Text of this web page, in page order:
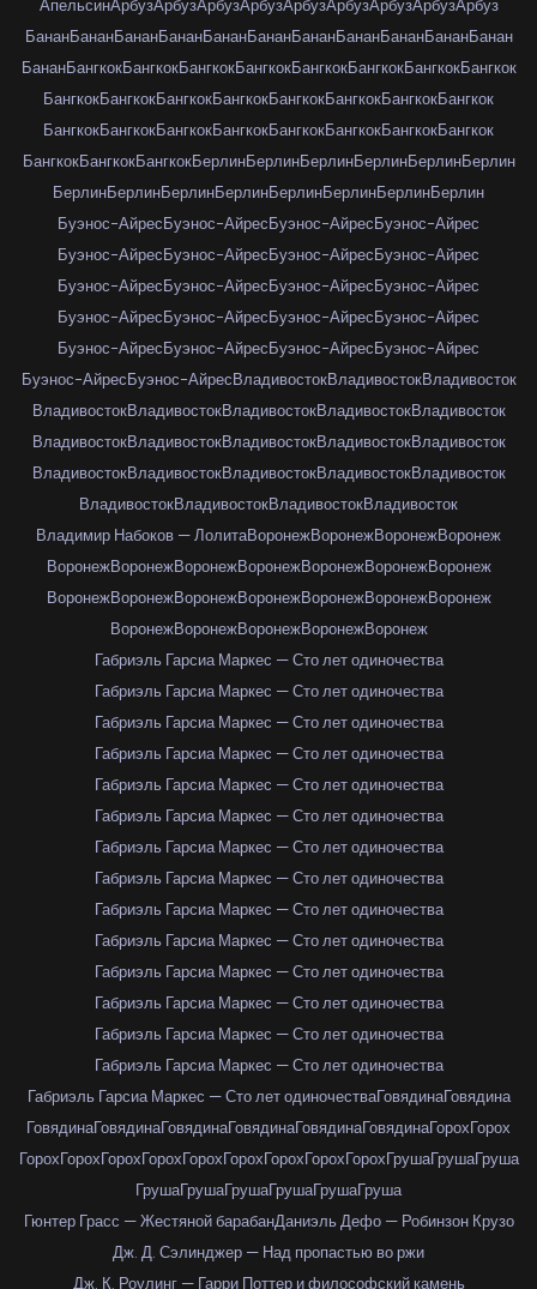
АпельсинАрбузАрбузАрбузАрбузАрбузАрбузАрбузАрбузАрбуз
БананБананБананБананБананБананБананБананБананБананБанан
БананБангкокБангкокБангкокБангкокБангкокБангкокБангкокБангкок
БангкокБангкокБангкокБангкокБангкокБангкокБангкокБангкок
БангкокБангкокБангкокБангкокБангкокБангкокБангкокБангкок
БангкокБангкокБангкокБерлинБерлинБерлинБерлинБерлинБерлин
БерлинБерлинБерлинБерлинБерлинБерлинБерлинБерлин
Буэнос-АйресБуэнос-АйресБуэнос-АйресБуэнос-Айрес
Буэнос-АйресБуэнос-АйресБуэнос-АйресБуэнос-Айрес
Буэнос-АйресБуэнос-АйресБуэнос-АйресБуэнос-Айрес
Буэнос-АйресБуэнос-АйресБуэнос-АйресБуэнос-Айрес
Буэнос-АйресБуэнос-АйресБуэнос-АйресБуэнос-Айрес
Буэнос-АйресБуэнос-АйресВладивостокВладивостокВладивосток
ВладивостокВладивостокВладивостокВладивостокВладивосток
ВладивостокВладивостокВладивостокВладивостокВладивосток
ВладивостокВладивостокВладивостокВладивостокВладивосток
ВладивостокВладивостокВладивостокВладивосток
Владимир Набоков — ЛолитаВоронежВоронежВоронежВоронеж
ВоронежВоронежВоронежВоронежВоронежВоронежВоронеж
ВоронежВоронежВоронежВоронежВоронежВоронежВоронеж
ВоронежВоронежВоронежВоронежВоронеж
Габриэль Гарсиа Маркес — Сто лет одиночества
Габриэль Гарсиа Маркес — Сто лет одиночества
Габриэль Гарсиа Маркес — Сто лет одиночества
Габриэль Гарсиа Маркес — Сто лет одиночества
Габриэль Гарсиа Маркес — Сто лет одиночества
Габриэль Гарсиа Маркес — Сто лет одиночества
Габриэль Гарсиа Маркес — Сто лет одиночества
Габриэль Гарсиа Маркес — Сто лет одиночества
Габриэль Гарсиа Маркес — Сто лет одиночества
Габриэль Гарсиа Маркес — Сто лет одиночества
Габриэль Гарсиа Маркес — Сто лет одиночества
Габриэль Гарсиа Маркес — Сто лет одиночества
Габриэль Гарсиа Маркес — Сто лет одиночества
Габриэль Гарсиа Маркес — Сто лет одиночества
Габриэль Гарсиа Маркес — Сто лет одиночестваГовядинаГовядина
ГовядинаГовядинаГовядинаГовядинаГовядинаГовядинаГорохГорох
ГорохГорохГорохГорохГорохГорохГорохГорохГорохГрушаГрушаГруша
ГрушаГрушаГрушаГрушаГрушаГруша
Гюнтер Грасс — Жестяной барабанДаниэль Дефо — Робинзон Крузо
Дж. Д. Сэлинджер — Над пропастью во ржи
Дж. К. Роулинг — Гарри Поттер и философский камень